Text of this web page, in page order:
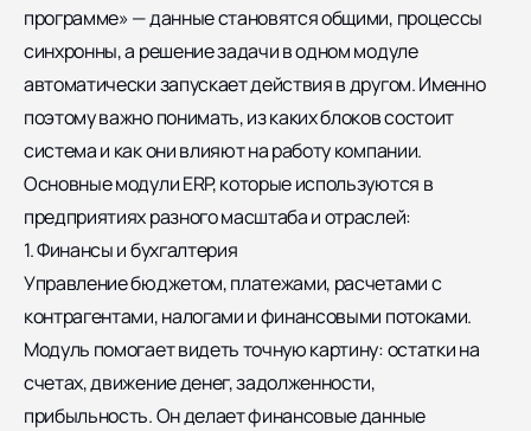
программе» — данные становятся общими, процессы
синхронны, а решение задачи в одном модуле
автоматически запускает действия в другом. Именно
поэтому важно понимать, из каких блоков состоит
система и как они влияют на работу компании.
Основные модули ERP, которые используются в
предприятиях разного масштаба и отраслей:
1. Финансы и бухгалтерия
Управление бюджетом, платежами, расчетами с
контрагентами, налогами и финансовыми потоками.
Модуль помогает видеть точную картину: остатки на
счетах, движение денег, задолженности,
прибыльность. Он делает финансовые данные